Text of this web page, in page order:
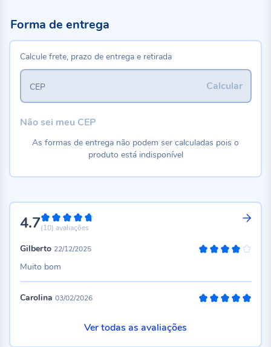
4.794%
(10) avaliações
Gilberto 22/12/2025
Muito bom
Carolina 03/02/2026
Ver todas as avaliações
Forma de entrega
Calcule frete, prazo de entrega e retirada
Calcular
CEP
Não sei meu CEP
As formas de entrega não podem ser calculadas pois o
produto está indisponível